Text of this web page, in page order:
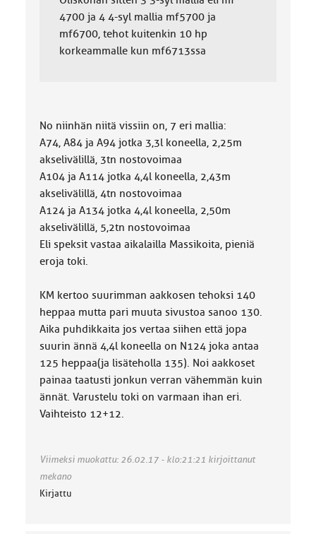
4700 ja 4 4-syl mallia mf5700 ja
mf6700, tehot kuitenkin 10 hp
korkeammalle kun mf6713ssa
No niinhän niitä vissiin on, 7 eri mallia:
A74, A84 ja A94 jotka 3,3l koneella, 2,25m
akselivälillä, 3tn nostovoimaa
A104 ja A114 jotka 4,4l koneella, 2,43m
akselivälillä, 4tn nostovoimaa
A124 ja A134 jotka 4,4l koneella, 2,50m
akselivälillä, 5,2tn nostovoimaa
Eli speksit vastaa aikalailla Massikoita, pieniä
eroja toki.
KM kertoo suurimman aakkosen tehoksi 140
heppaa mutta pari muuta sivustoa sanoo 130.
Aika puhdikkaita jos vertaa siihen että jopa
suurin ännä 4,4l koneella on N124 joka antaa
125 heppaa(ja lisäteholla 135). Noi aakkoset
painaa taatusti jonkun verran vähemmän kuin
ännät. Varustelu toki on varmaan ihan eri.
Vaihteisto 12+12.
Viimeksi muokattu: 26.02.17 - klo:21:21 kirjoittanut
mekano
Kirjattu